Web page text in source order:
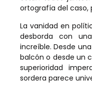
ortografía del caso,
La vanidad en
desborda con
increíble. Desde
balcón o desde un
superioridad
sordera parece